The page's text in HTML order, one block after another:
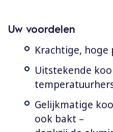
Uw voordelen
Krachtige,
Uitstekende
Gelijkmatige
ook bakt –